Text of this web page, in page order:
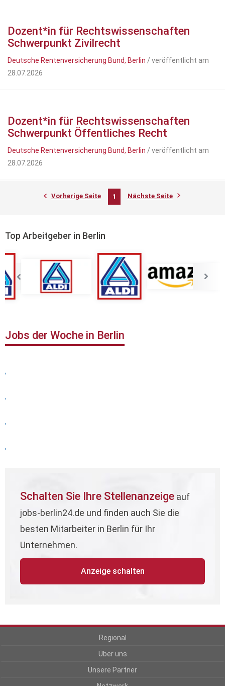
Dozent*in für Rechtswissenschaften
Schwerpunkt Zivilrecht
Deutsche Rentenversicherung Bund, Berlin / veröffentlicht am
28.07.2026
Dozent*in für Rechtswissenschaften
Schwerpunkt Öffentliches Recht
Deutsche Rentenversicherung Bund, Berlin / veröffentlicht am
28.07.2026
Vorherige Seite 1 Nächste Seite
Top Arbeitgeber in Berlin
Jobs der Woche in Berlin
,
,
,
,
Schalten Sie Ihre Stellenanzeige auf
jobs-berlin24.de und finden auch Sie die
besten Mitarbeiter in Berlin für Ihr
Unternehmen.
Anzeige schalten
Regional
Über uns
Unsere Partner